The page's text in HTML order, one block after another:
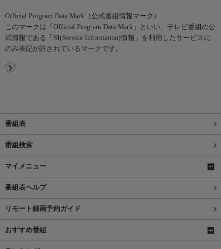
Official Program Data Mark（公式番組情報マーク）
このマークは「Official Program Data Mark」といい、テレビ番組の公
式情報である「SI(Service Information)情報」を利用したサービスに
のみ表記が許されているマークです。
番組表
番組検索
マイメニュー
番組表ヘルプ
リモート録画予約ガイド
おすすめ番組